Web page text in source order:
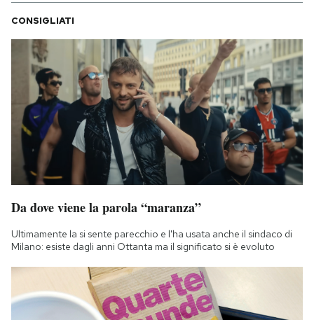
CONSIGLIATI
Da dove viene la parola “maranza”
Ultimamente la si sente parecchio e l'ha usata anche il sindaco di
Milano: esiste dagli anni Ottanta ma il significato si è evoluto